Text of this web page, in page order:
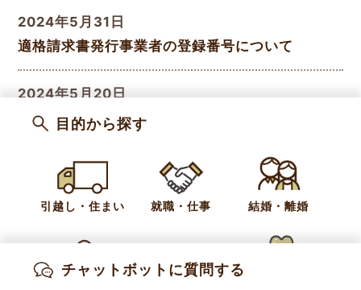
2024年5月31日
適格請求書発行事業者の登録番号について
2024年5月20日
町報おぶせ 令和6年5月号
2024年5月8日
小布施町健康増進計画「はつらつおぶせ健康
21（第三次）」
« 前のページ ... 5 6 7
目的から探す
引越し・住まい 就職・仕事 結婚・離婚
チャットボットに質問する